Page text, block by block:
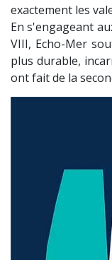
exactement les
En s'engageant
VIII, Echo-Mer
plus durable,
ont fait de la